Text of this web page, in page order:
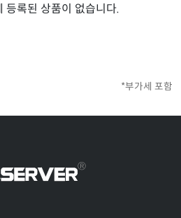
등록된 상품이 없습니다.
*부가세 포함